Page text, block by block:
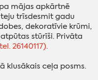
mājas apkārtnē
trīsdesmit gadu
dekoratīvie krūmi,
stūrīši. Privāta
26140117).
klusākais ceļa posms.